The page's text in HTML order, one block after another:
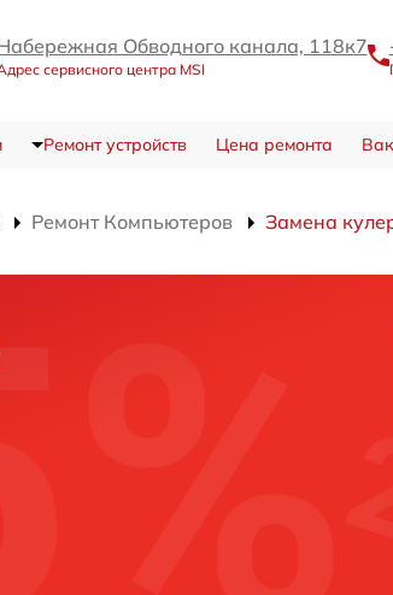
Обводного канала, 118к7
сервисного центра MSI
Ремонт устройств Цена ремонта
Ремонт Компьютеров Замена